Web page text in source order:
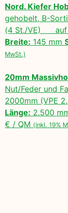
Nord. Kiefer
gehobelt, B-
(4 St./VE) auf
Breite: 145 mm
MwSt.)
20mm
Nut/Feder und
2000mm (VPE
Länge: 2.500
€ / QM (inkl. 19%